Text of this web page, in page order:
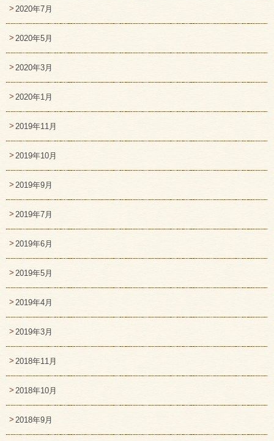
2020年7月
2020年5月
2020年3月
2020年1月
2019年11月
2019年10月
2019年9月
2019年7月
2019年6月
2019年5月
2019年4月
2019年3月
2018年11月
2018年10月
2018年9月